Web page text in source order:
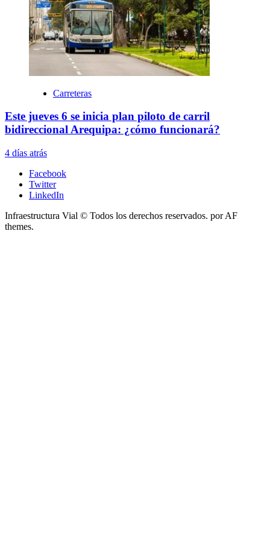
Carreteras
Este jueves 6 se inicia plan piloto de carril
bidireccional Arequipa: ¿cómo funcionará?
4 días atrás
Facebook
Twitter
LinkedIn
Infraestructura Vial © Todos los derechos reservados. por AF
themes.